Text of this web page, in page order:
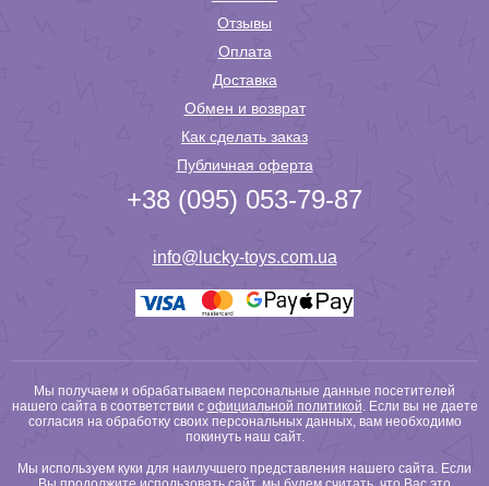
Отзывы
Оплата
Доставка
Обмен и возврат
Как сделать заказ
Публичная оферта
+38 (095) 053-79-87
info@lucky-toys.com.ua
Мы получаем и обрабатываем персональные данные посетителей
нашего сайта в соответствии с официальной политикой. Если вы не даете
согласия на обработку своих персональных данных, вам необходимо
покинуть наш сайт.
Мы используем куки для наилучшего представления нашего сайта. Если